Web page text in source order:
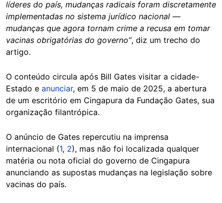
líderes do país, mudanças radicais foram discretamente
implementadas no sistema jurídico nacional —
mudanças que agora tornam crime a recusa em tomar
vacinas obrigatórias do governo”, diz um trecho do
artigo.
O conteúdo circula após Bill Gates visitar a cidade-
Estado e anunciar, em 5 de maio de 2025, a abertura
de um escritório em Cingapura da Fundação Gates, sua
organização filantrópica.
O anúncio de Gates repercutiu na imprensa
internacional (1, 2), mas não foi localizada qualquer
matéria ou nota oficial do governo de Cingapura
anunciando as supostas mudanças na legislação sobre
vacinas do país.